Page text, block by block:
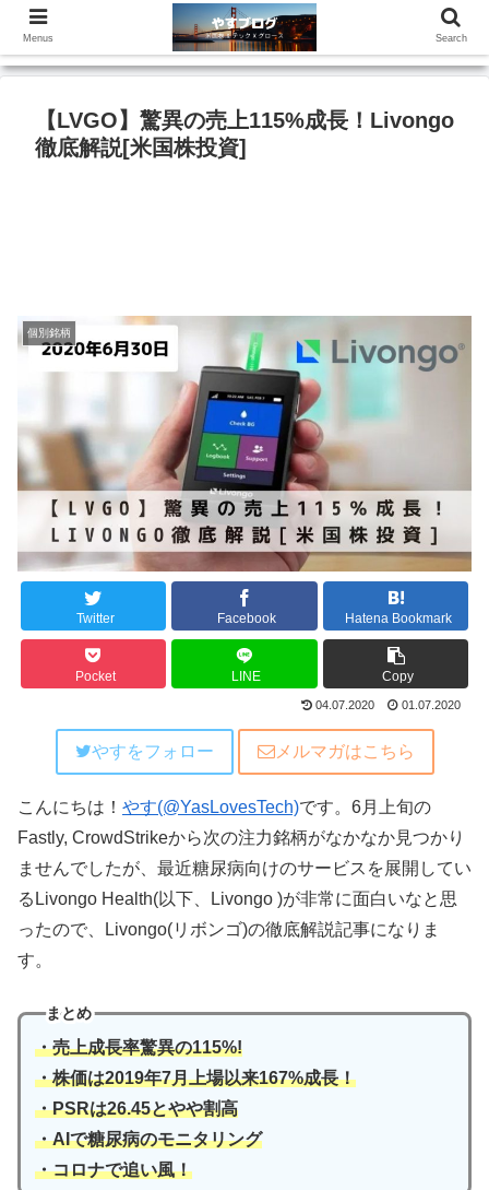
【LVGO】驚異の売上115%成長！Livongo
徹底解説[米国株投資]
個別銘柄
Twitter Facebook Hatena Bookmark
Pocket LINE Copy
04.07.2020 01.07.2020
やすをフォロー メルマガはこちら
こんにちは！ やす(@YasLovesTech)です。6月上旬の
Fastly, CrowdStrikeから次の注力銘柄がなかなか見つかり
ませんでしたが、最近糖尿病向けのサービスを展開してい
るLivongo Health(以下、Livongo )が非常に面白いなと思
ったので、Livongo(リボンゴ)の徹底解説記事になりま
す。
まとめ
・売上成長率驚異の115%!
・株価は2019年7月上場以来167%成長！
・PSRは26.45とやや割高
・AIで糖尿病のモニタリング
・コロナで追い風！
Menus Search